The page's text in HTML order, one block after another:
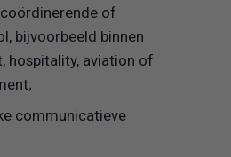
of
bijvoorbeeld binnen
hospitality, aviation of
communicatieve